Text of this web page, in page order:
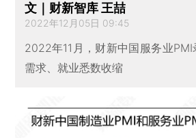
文｜财新智库 王喆
2022年12月05日 09:45
2022年11月，财新中国服务业PMI
需求、就业悉数收缩